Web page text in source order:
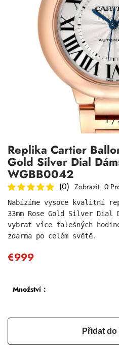
1/
Replika Cartier
Gold Silver Dial
WGBB0042
(0) Zobrazit 0
Nabízíme vysoce kvalitní
33mm Rose Gold Silver Dial
vybrat více falešných
zdarma po celém světě.
€999
Množství：
Přidat
Komentáře
Odeslat